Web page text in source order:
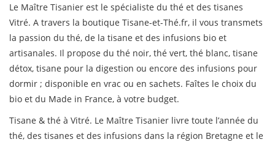
Le Maître Tisanier est le spécialiste du thé et des tisanes
Vitré. A travers la boutique Tisane-et-Thé.fr, il vous transmets
la passion du thé, de la tisane et des infusions bio et
artisanales. Il propose du thé noir, thé vert, thé blanc, tisane
détox, tisane pour la digestion ou encore des infusions pour
dormir ; disponible en vrac ou en sachets. Faîtes le choix du
bio et du Made in France, à votre budget.
Tisane & thé à Vitré. Le Maître Tisanier livre toute l’année du
thé, des tisanes et des infusions dans la région Bretagne et le